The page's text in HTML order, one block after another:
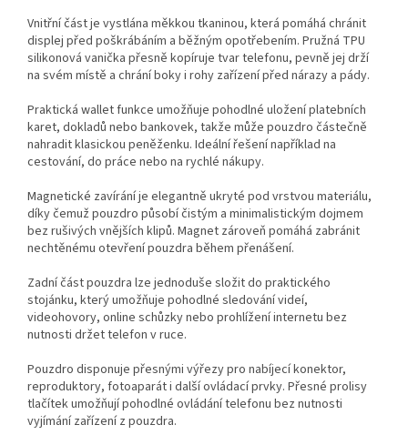
Vnitřní část je vystlána měkkou tkaninou, která pomáhá chránit
displej před poškrábáním a běžným opotřebením. Pružná TPU
silikonová vanička přesně kopíruje tvar telefonu, pevně jej drží
na svém místě a chrání boky i rohy zařízení před nárazy a pády.
Praktická wallet funkce umožňuje pohodlné uložení platebních
karet, dokladů nebo bankovek, takže může pouzdro částečně
nahradit klasickou peněženku. Ideální řešení například na
cestování, do práce nebo na rychlé nákupy.
Magnetické zavírání je elegantně ukryté pod vrstvou materiálu,
díky čemuž pouzdro působí čistým a minimalistickým dojmem
bez rušivých vnějších klipů. Magnet zároveň pomáhá zabránit
nechtěnému otevření pouzdra během přenášení.
Zadní část pouzdra lze jednoduše složit do praktického
stojánku, který umožňuje pohodlné sledování videí,
videohovory, online schůzky nebo prohlížení internetu bez
nutnosti držet telefon v ruce.
Pouzdro disponuje přesnými výřezy pro nabíjecí konektor,
reproduktory, fotoaparát i další ovládací prvky. Přesné prolisy
tlačítek umožňují pohodlné ovládání telefonu bez nutnosti
vyjímání zařízení z pouzdra.